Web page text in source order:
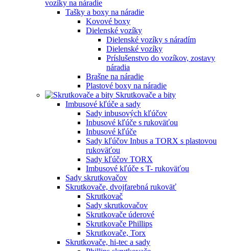
vozíky na náradie
Tašky a boxy na náradie
Kovové boxy
Dielenské vozíky
Dielenské vozíky s náradím
Dielenské vozíky
Príslušenstvo do vozíkov, zostavy
náradia
Brašne na náradie
Plastové boxy na náradie
Skrutkovače a bity
Imbusové kľúče a sady
Sady inbusových kľúčov
Inbusové kľúče s rukoväťou
Inbusové kľúče
Sady kľúčov Inbus a TORX s plastovou
rukoväťou
Sady kľúčov TORX
Imbusové kľúče s T- rukoväťou
Sady skrutkovačov
Skrutkovače, dvojfarebná rukoväť
Skrutkovač
Sady skrutkovačov
Skrutkovače úderové
Skrutkovače Phillips
Skrutkovače, Torx
Skrutkovače, hi-tec a sady